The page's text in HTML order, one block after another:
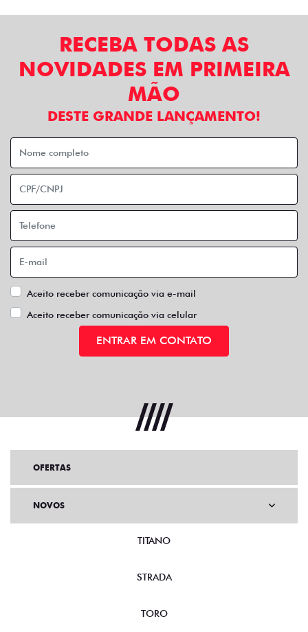
RECEBA TODAS AS
NOVIDADES EM PRIMEIRA
MÃO
DESTE GRANDE LANÇAMENTO!
Aceito receber comunicação via e-mail
Aceito receber comunicação via celular
ENTRAR EM CONTATO
OFERTAS
NOVOS
TITANO
STRADA
TORO